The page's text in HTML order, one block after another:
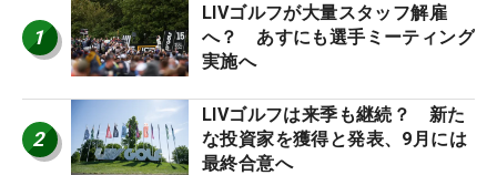
1
LIVゴルフが大量スタッフ解雇
へ？ あすにも選手ミーティング
実施へ
2
LIVゴルフは来季も継続？ 新た
な投資家を獲得と発表、9月には
最終合意へ